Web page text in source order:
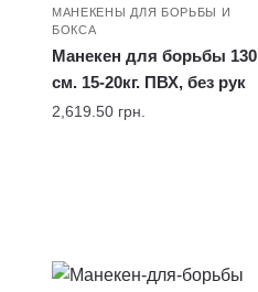
МАНЕКЕНЫ ДЛЯ БОРЬБЫ И
БОКСА
Манекен для борьбы 130
см. 15-20кг. ПВХ, без рук
2,619.50 грн.